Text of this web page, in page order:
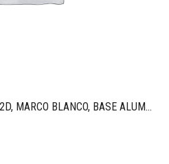
SILLA MOD. STAY, BRAZOS 2D, MARCO BLANCO, BASE ALUMINIO BLANCO, RESPADO MALLA SPIN CON CABEZAL COLOR BEIBE, ASIENTO TAPIZADO FELICITY COLOR VISON.